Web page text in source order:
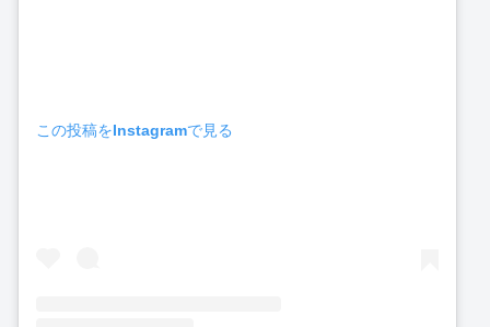
この投稿をInstagramで見る